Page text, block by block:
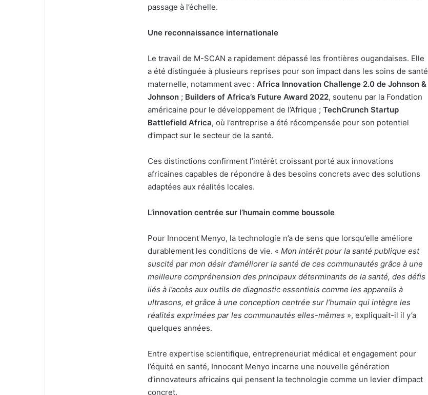
passage à l’échelle.
Une reconnaissance internationale
Le travail de M-SCAN a rapidement dépassé les frontières ougandaises. Elle
a été distinguée à plusieurs reprises pour son impact dans les soins de santé
maternelle, notamment avec : Africa Innovation Challenge 2.0 de Johnson &
Johnson ; Builders of Africa’s Future Award 2022, soutenu par la Fondation
américaine pour le développement de l’Afrique ; TechCrunch Startup
Battlefield Africa, où l’entreprise a été récompensée pour son potentiel
d’impact sur le secteur de la santé.
Ces distinctions confirment l’intérêt croissant porté aux innovations
africaines capables de répondre à des besoins concrets avec des solutions
adaptées aux réalités locales.
L’innovation centrée sur l’humain comme boussole
Pour Innocent Menyo, la technologie n’a de sens que lorsqu’elle améliore
durablement les conditions de vie. « Mon intérêt pour la santé publique est
suscité par mon désir d’améliorer la santé de ces communautés grâce à une
meilleure compréhension des principaux déterminants de la santé, des défis
liés à l’accès aux outils de diagnostic essentiels comme les appareils à
ultrasons, et grâce à une conception centrée sur l’humain qui intègre les
réalités exprimées par les communautés elles-mêmes », expliquait-il il y’a
quelques années.
Entre expertise scientifique, entrepreneuriat médical et engagement pour
l’équité en santé, Innocent Menyo incarne une nouvelle génération
d’innovateurs africains qui pensent la technologie comme un levier d’impact
concret.